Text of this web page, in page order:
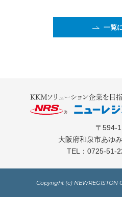
一覧
〒594-
大阪府和泉市あゆ
TEL： 0725-51-
Copyright (c) NEWREGISTON